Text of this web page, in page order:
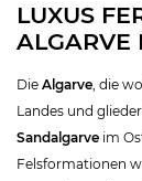
LUXUS
ALGARVE
Die Algarve, die
Landes und
Sandalgarve im
Felsformationen